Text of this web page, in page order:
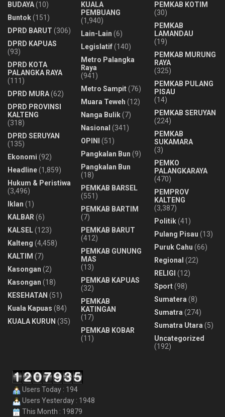
BUDAYA(10)
Buntok(151)
DPRD BARUT (306)
DPRD KAPUAS
(93)
DPRD KOTA
PALANGKA RAYA
(111)
DPRD MURA(62)
DPRD PROVINSI
KALTENG
(318)
DPRD SERUYAN
(135)
Ekonomi (92)
Headline(1,859)
Hukum & Peristiwa
(3,496)
Iklan (1)
KALBAR(6)
KALSEL(123)
Kalteng (4,458)
KALTIM (7)
Kasongan (2)
Kasongan (18)
KESEHATAN (51)
Kuala Kapuas (84)
KUALA KURUN (35)
KUALA
PEMBUANG
(1,940)
Lain-Lain (6)
Legislatif(140)
Metro Palangka
Raya
(941)
Metro Sampit(76)
Muara Teweh (12)
Nanga Bulik(7)
Nasional (341)
OPINI
(51)
Pangkalan Bun (9)
Pangkalan Bun
(18)
PEMKAB BARSEL
(551)
PEMKAB BARTIM
(7)
PEMKAB BARUT
(412)
PEMKAB GUNUNG
MAS
(13)
PEMKAB KAPUAS
(32)
PEMKAB
KATINGAN
(17)
PEMKAB KOBAR
(11)
PEMKAB KOTIM
(30)
PEMKAB
LAMANDAU
(19)
PEMKAB MURUNG
RAYA
(325)
PEMKAB PULANG
PISAU
(14)
PEMKAB SERUYAN
(224)
PEMKAB
SUKAMARA
(3)
PEMKO
PALANGKARAYA
(470)
PEMPROV
KALTENG
(3,387)
Politik(41)
Pulang Pisau (13)
Puruk Cahu (66)
Regional (22)
RELIGI (12)
Sport(98)
Sumatera (8)
Sumatra (274)
Sumatra Utara (5)
Uncategorized
(192)
Users Today : 194
Users Yesterday : 1948
This Month : 19879